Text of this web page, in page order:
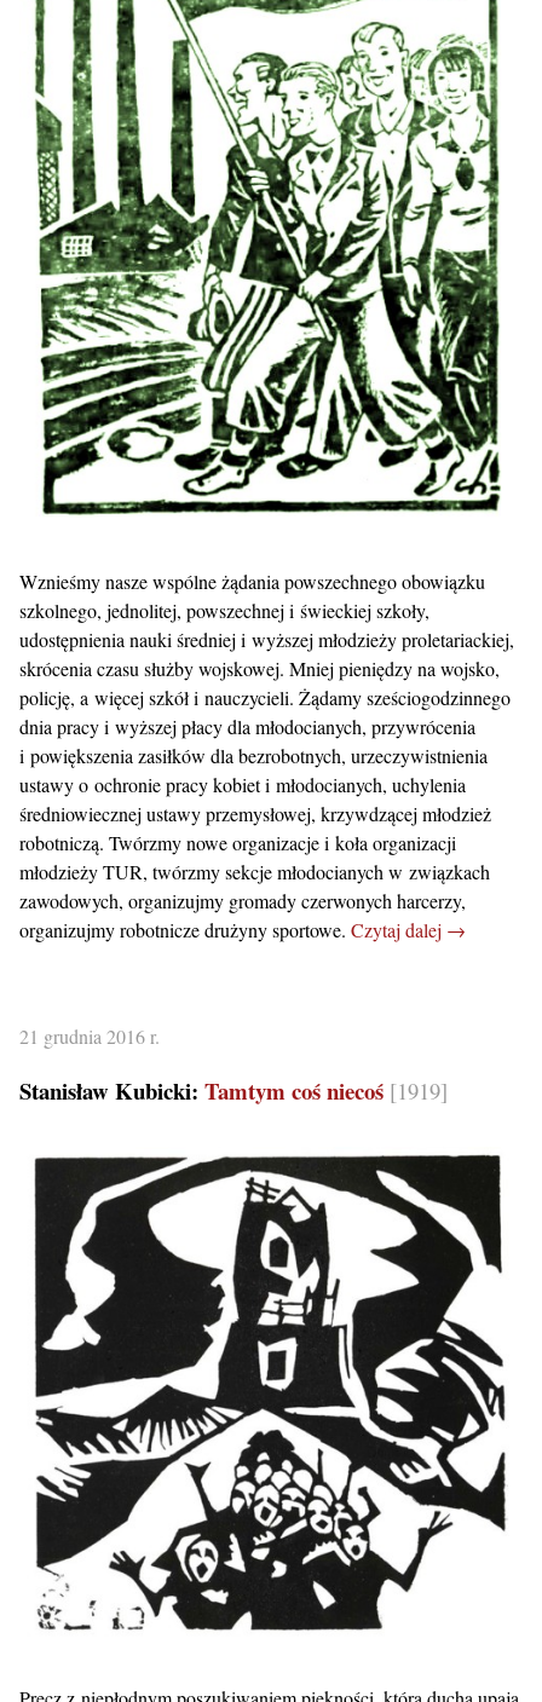
Wznieśmy nasze wspólne żądania powszechnego obowiązku
szkolnego, jednolitej, powszechnej i świeckiej szkoły,
udostępnienia nauki średniej i wyższej młodzieży proletariackiej,
skrócenia czasu służby wojskowej. Mniej pieniędzy na wojsko,
policję, a więcej szkół i nauczycieli. Żądamy sześciogodzinnego
dnia pracy i wyższej płacy dla młodocianych, przywrócenia
i powiększenia zasiłków dla bezrobotnych, urzeczywistnienia
ustawy o ochronie pracy kobiet i młodocianych, uchylenia
średniowiecznej ustawy przemysłowej, krzywdzącej młodzież
robotniczą. Twórzmy nowe organizacje i koła organizacji
młodzieży TUR, twórzmy sekcje młodocianych w związkach
zawodowych, organizujmy gromady czerwonych harcerzy,
organizujmy robotnicze drużyny sportowe. Czytaj dalej →
21 grudnia 2016 r.
Stanisław Kubicki: Tamtym coś niecoś [1919]